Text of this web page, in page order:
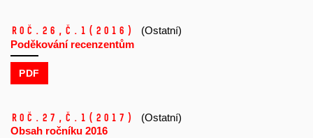
Roč.26, č.1 (2016)
(Ostatní)
Poděkování recenzentům
PDF
Roč.27, č.1 (2017)
(Ostatní)
Obsah ročníku 2016